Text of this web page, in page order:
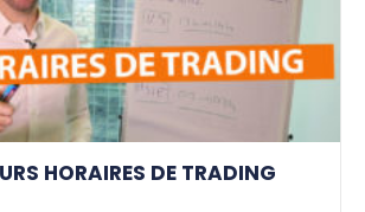
HORAIRES DE TRADING